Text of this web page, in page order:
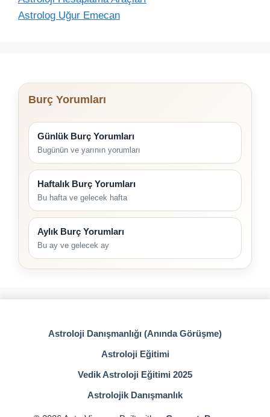
Astrolog Uğur Emecan
Burç Yorumları
Günlük Burç Yorumları
Bugünün ve yarının yorumları
Haftalık Burç Yorumları
Bu hafta ve gelecek hafta
Aylık Burç Yorumları
Bu ay ve gelecek ay
Astroloji Danışmanlığı (Anında Görüşme)
Astroloji Eğitimi
Vedik Astroloji Eğitimi 2025
Astrolojik Danışmanlık